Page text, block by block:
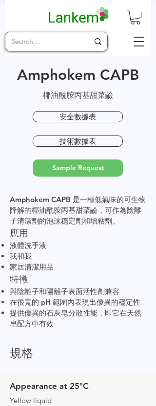
Amphokem CAPB
椰油酰胺丙基甜菜鹼
安全數據表
技術數據表
Sample Request
Amphokem CAPB 是一種低氣味的可生物
降解的椰油酰胺丙基甜菜鹼，可作為陰離
子清潔劑的泡沫穩定劑和增粘劑。
應用
液體洗手液
我和我
家居清潔用品
特徵
與陰離子和陽離子表面活性劑兼容
在很寬的 pH 範圍內表現出優異的穩定性
提供優異的石灰皂分散性能，即它在天然
皂配方中有效
規格
Appearance at 25°C
Yellow liquid